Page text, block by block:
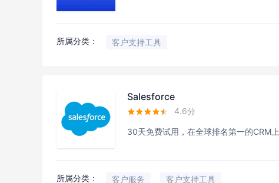
所属分类： 客户支持工具
Salesforce
 4.6分
30天免费试用，在全球排名第一的CRM
所属分类： 客户服务 客户支持工具